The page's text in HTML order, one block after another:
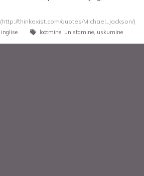
(http://thinkexist.com/quotes/Michael_Jackson/)
inglise lootmine unistamine uskumine